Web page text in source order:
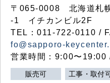
〒065-0008 北海道札
-1 イチカンビル2F
TEL：011-722-0110 /
fo@sapporo-
営業時間：9:00〜19:00
販売可 工事・取付